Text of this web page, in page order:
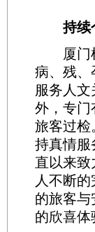
持续
厦门机
病、残、
服务人
外，专门
旅客过检
持真情服
直以来
人不断
的旅客
的欣喜体